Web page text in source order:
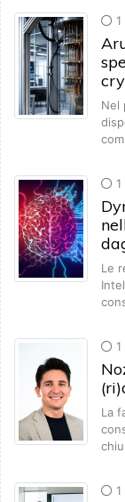
1
Nel
1
Le
1
La
1